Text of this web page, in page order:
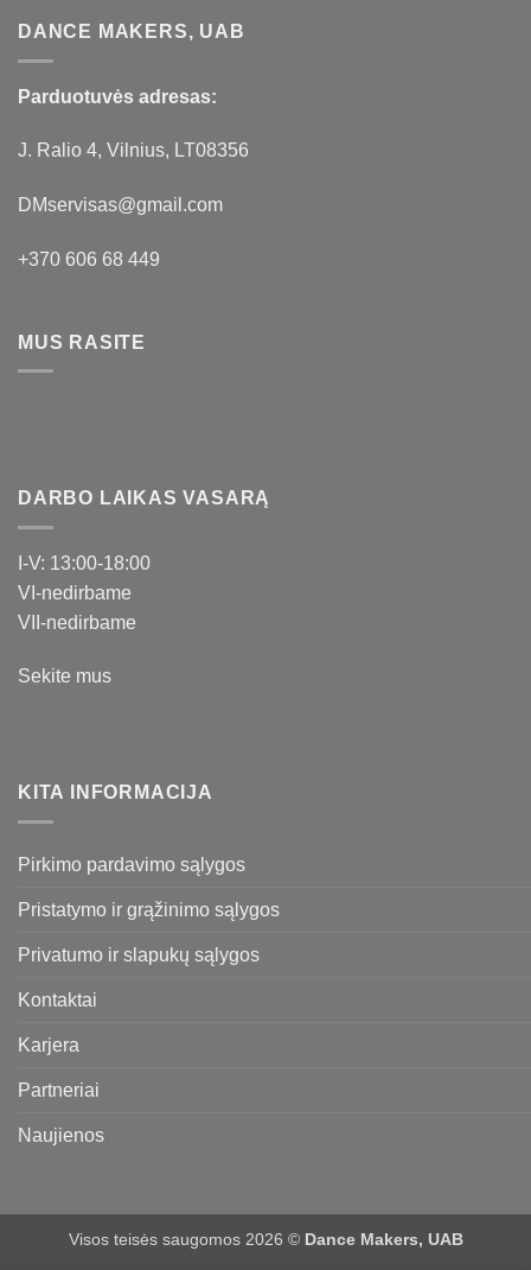
DANCE MAKERS, UAB
Parduotuvės adresas:
J. Ralio 4, Vilnius, LT08356
DMservisas@gmail.com
+370 606 68 449
MUS RASITE
DARBO LAIKAS VASARĄ
I-V: 13:00-18:00
VI-nedirbame
VII-nedirbame
Sekite mus
KITA INFORMACIJA
Pirkimo pardavimo sąlygos
Pristatymo ir grąžinimo sąlygos
Privatumo ir slapukų sąlygos
Kontaktai
Karjera
Partneriai
Naujienos
Visos teisės saugomos 2026 © Dance Makers, UAB